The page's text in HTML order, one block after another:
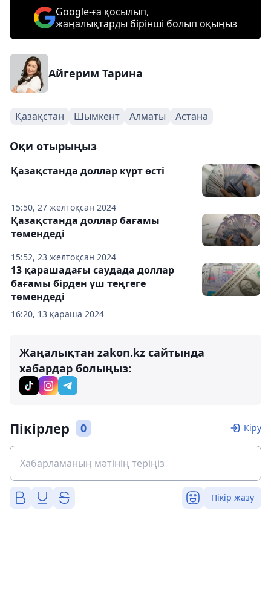
Google-ға қосылып,
жаңалықтарды бірінші болып оқыңыз
Айгерим Тарина
Қазақстан Шымкент Алматы Астана
Оқи отырыңыз
15:50, 27 желтоқсан 2024
Қазақстанда доллар күрт өсті
15:52, 23 желтоқсан 2024
Қазақстанда доллар бағамы
төмендеді
16:20, 13 қараша 2024
13 қарашадағы саудада доллар
бағамы бірден үш теңгеге
төмендеді
Жаңалықтан zakon.kz сайтында
хабардар болыңыз:
Пікірлер 0 Кіру
Пікір жазу